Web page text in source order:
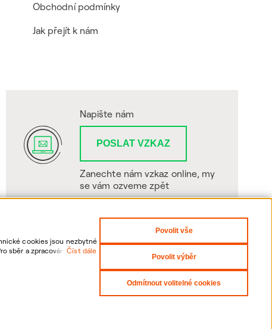
cookies jsou nezbytné
sběr a zpracování Číst dále
Povolit vše
Povolit výběr
Odmítnout volitelné cookies
Obchodní podmínky
Jak přejít k nám
Napište nám
POSLAT VZKAZ
Zanechte nám vzkaz online, my
se vám ozveme zpět